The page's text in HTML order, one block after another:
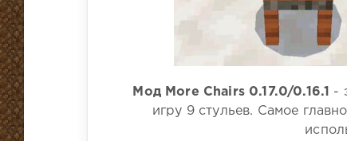
Мод More Chairs 0.17.0/0.16.1
-
игру 9 стульев. Самое